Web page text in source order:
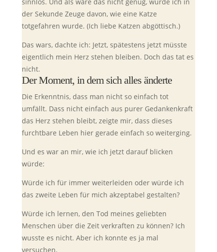
der Sekunde Zeuge davon, wie eine Katze
totgefahren wurde. (Ich liebe Katzen abgöttisch.)
Das wars, dachte ich: Jetzt, spätestens jetzt müsste
eigentlich mein Herz stehen bleiben. Doch das tat es
nicht.
Der Moment, in dem sich alles änderte
Die Erkenntnis, dass man nicht so einfach tot
umfällt. Dass nicht einfach aus purer Gedankenkraft
das Herz stehen bleibt, zeigte mir, dass dieses
furchtbare Leben hier gerade einfach so weiterging.
Und es war an mir, wie ich jetzt darauf blicken
würde:
Würde ich für immer weiterleiden oder würde ich
das zweite Leben für mich akzeptabel gestalten?
Würde ich lernen, den Tod meines geliebten
Menschen über die Zeit verkraften zu können? Ich
wusste es nicht. Aber ich konnte es ja mal
versuchen.